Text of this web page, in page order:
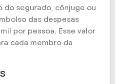
do segurado, cônjuge ou
das despesas
por pessoa. Esse valor
cada membro da